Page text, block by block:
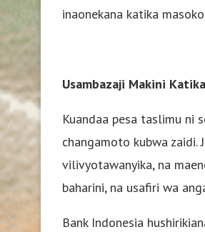
inaonekana katika
Usambazaji Makini
Kuandaa pesa taslimu ni
changamoto kubwa zaidi.
vilivyotawanyika, na
baharini, na usafiri wa
Bank Indonesia